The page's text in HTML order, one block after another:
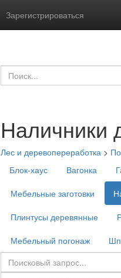
Зарегистрироваться
Наличники
Лес и деревопереработка >
Блок-хаус
Вагонка
Мебельные заготовки
Плинтусы деревянные
Мебельный погонаж